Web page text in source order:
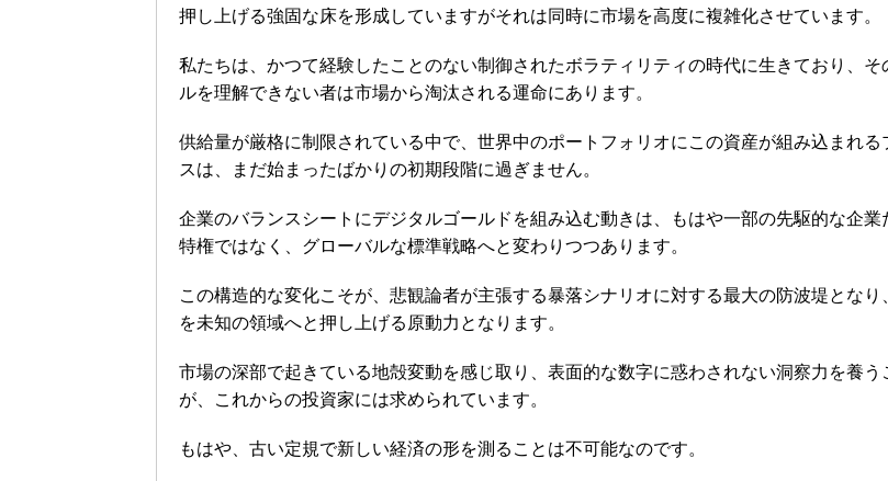
押し上げる強固な床を形成していますがそれは同時に市場を高度に複雑化させています。
私たちは、かつて経験したことのない制御されたボラティリティの時代に生きており、そ
ルを理解できない者は市場から淘汰される運命にあります。
供給量が厳格に制限されている中で、世界中のポートフォリオにこの資産が組み込まれる
スは、まだ始まったばかりの初期段階に過ぎません。
企業のバランスシートにデジタルゴールドを組み込む動きは、もはや一部の先駆的な企業
特権ではなく、グローバルな標準戦略へと変わりつつあります。
この構造的な変化こそが、悲観論者が主張する暴落シナリオに対する最大の防波堤となり
を未知の領域へと押し上げる原動力となります。
市場の深部で起きている地殻変動を感じ取り、表面的な数字に惑わされない洞察力を養う
が、これからの投資家には求められています。
もはや、古い定規で新しい経済の形を測ることは不可能なのです。